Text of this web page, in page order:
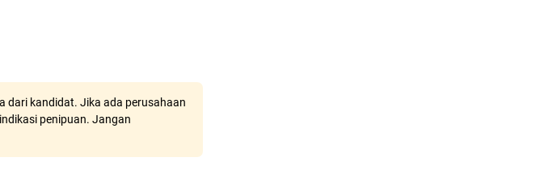
dari kandidat. Jika ada perusahaan
penipuan. Jangan